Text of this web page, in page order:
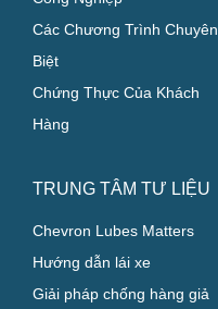
Các Chương Trình Chuyên
Biệt
Chứng Thực Của Khách
Hàng
TRUNG TÂM TƯ LIỆU
Chevron Lubes Matters
Hướng dẫn lái xe
Giải pháp chống hàng giả